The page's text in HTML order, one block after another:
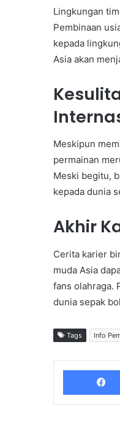
Lingkungan
Pembinaan
kepada
Asia akan
Meskipun
permainan
Meski begitu,
kepada dunia
Akhir
Cerita karier
muda Asia
fans olahraga.
dunia sepak
Tags Info